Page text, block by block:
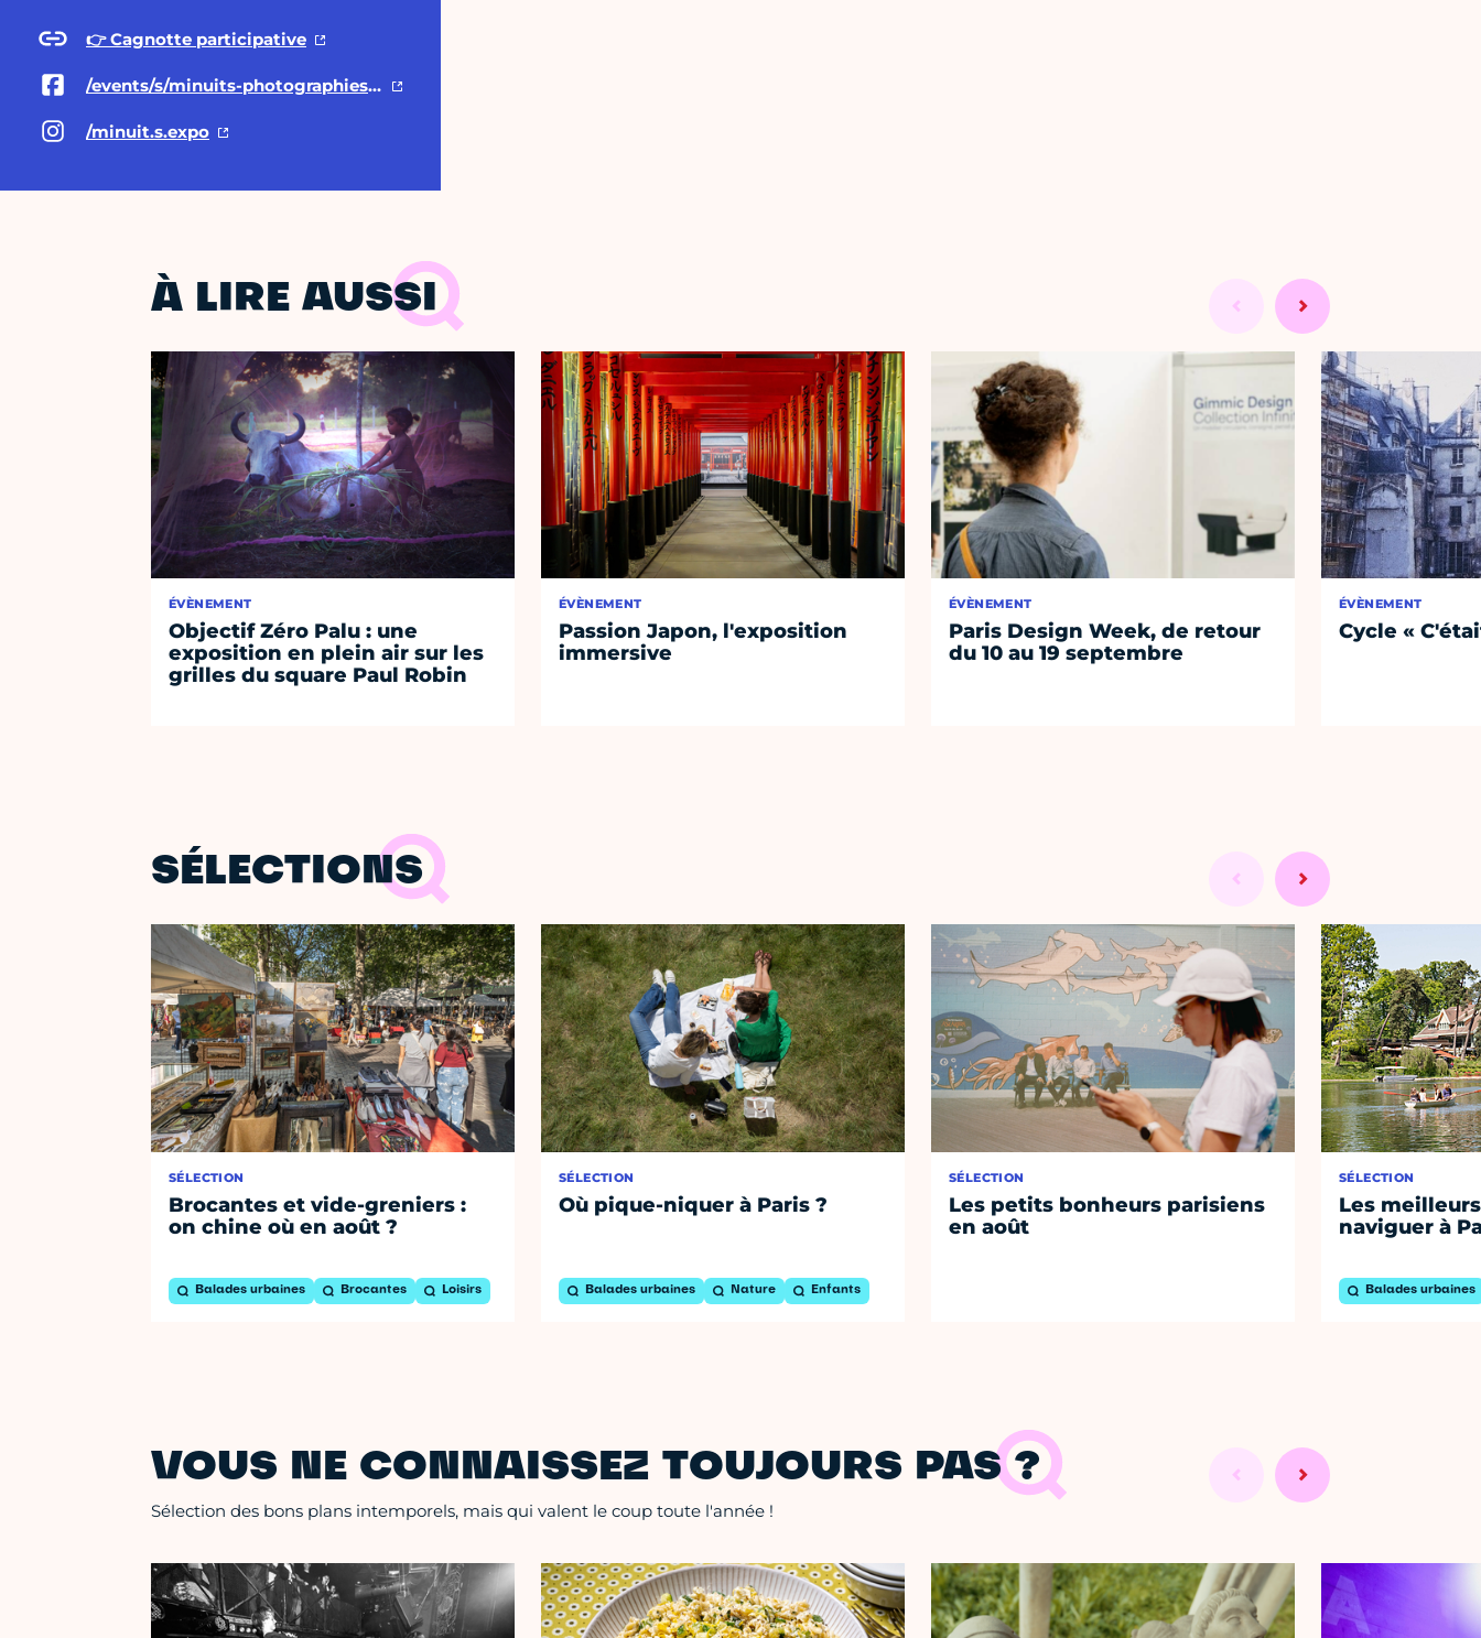
👉 Cagnotte participative
/events/s/minuits-photographies-de-studi/831027827961376/
/minuit.s.expo
À LIRE AUSSI
ÉVÈNEMENT
Objectif Zéro Palu : une
exposition en plein air sur les
grilles du square Paul Robin
ÉVÈNEMENT
Passion Japon, l'exposition
immersive
ÉVÈNEMENT
Paris Design Week, de retour
du 10 au 19 septembre
ÉVÈNEMENT
Cycle «
SÉLECTIONS
SÉLECTION
Brocantes et vide-greniers :
on chine où en août ?
Balades urbaines Brocantes Loisirs
SÉLECTION
Où pique-niquer à Paris ?
Balades urbaines Nature Enfants
SÉLECTION
Les petits bonheurs parisiens
en août
SÉLECTION
Les
naviguer à
Balades urbaines
VOUS NE CONNAISSEZ TOUJOURS PAS ?
Sélection des bons plans intemporels, mais qui valent le coup toute l'année !